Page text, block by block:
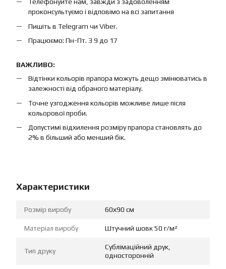
Телефонуйте нам, завжди з задоволенням
проконсультуємо і відповімо на всі запитання
Пишіть в Telegram чи Viber.
Працюємо: Пн-Пт. З 9 до 17
ВАЖЛИВО:
Відтінки кольорів прапора можуть дещо змінюватись в
залежності від обраного матеріалу.
Точне узгодження кольорів можливе лише після
кольорової проби.
Допустимі відхилення розміру прапора становлять до
2% в більший або менший бік.
Характеристики
Розмір виробу 60х90 см
Матеріал виробу Штучний шовк 50 г/м²
Тип друку
Сублімаційний друк,
односторонній